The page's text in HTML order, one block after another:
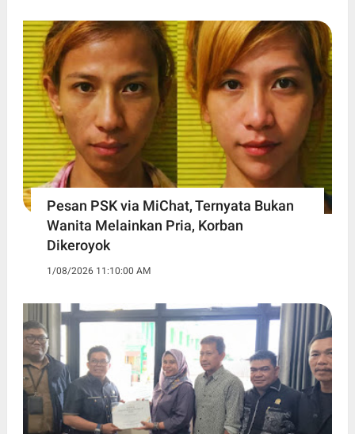
Pesan PSK via MiChat, Ternyata Bukan
Wanita Melainkan Pria, Korban
Dikeroyok
1/08/2026 11:10:00 AM